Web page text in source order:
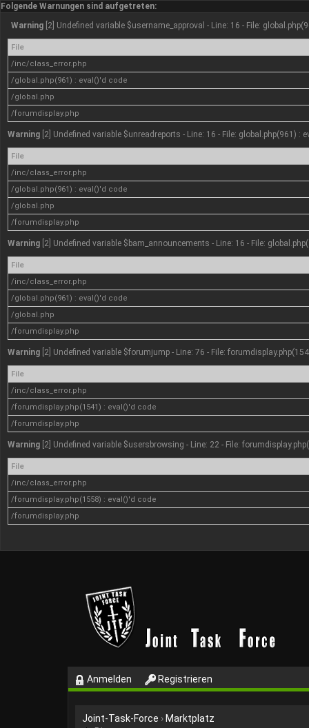
Folgende Warnungen sind aufgetreten:
Warning [2] Undefined variable $username_approval - Line: 16 - File:
File
/inc/class_error.php
/global.php(961) : eval()'d code
/global.php
/forumdisplay.php
Warning [2] Undefined variable $unreadreports - Line: 16 - File: global.php(961) :
File
/inc/class_error.php
/global.php(961) : eval()'d code
/global.php
/forumdisplay.php
Warning [2] Undefined variable $bam_announcements - Line: 16 - File:
File
/inc/class_error.php
/global.php(961) : eval()'d code
/global.php
/forumdisplay.php
Warning [2] Undefined variable $forumjump - Line: 76 - File:
File
/inc/class_error.php
/forumdisplay.php(1541) : eval()'d code
/forumdisplay.php
Warning [2] Undefined variable $usersbrowsing - Line: 22 - File:
File
/inc/class_error.php
/forumdisplay.php(1558) : eval()'d code
/forumdisplay.php
Anmelden Registrieren
Joint-Task-Force › Marktplatz